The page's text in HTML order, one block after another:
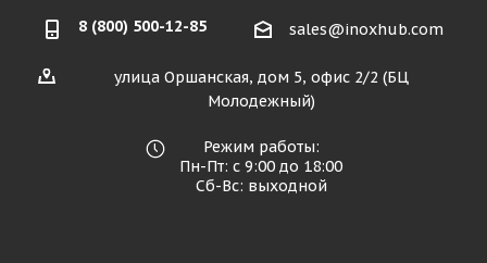
8 (800) 500-12-85 sales@inoxhub.com
улица Оршанская, дом 5, офис 2/2 (БЦ
Молодежный)
Режим работы:
Пн-Пт: с 9:00 до 18:00
Сб-Вс: выходной